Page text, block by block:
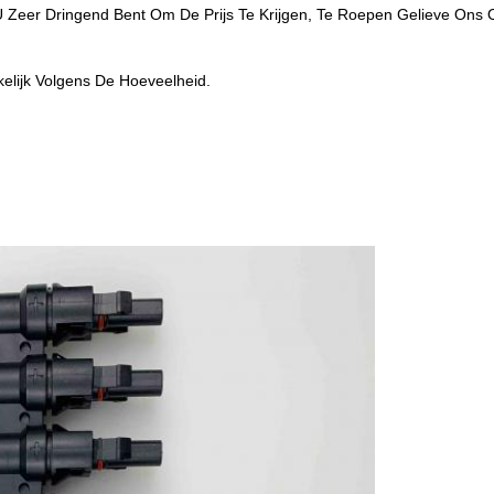
Dringend Bent Om De Prijs Te Krijgen, Te Roepen Gelieve
Volgens De Hoeveelheid.